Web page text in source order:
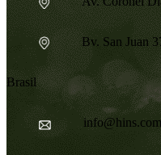
Bv. San Juan
Brasil